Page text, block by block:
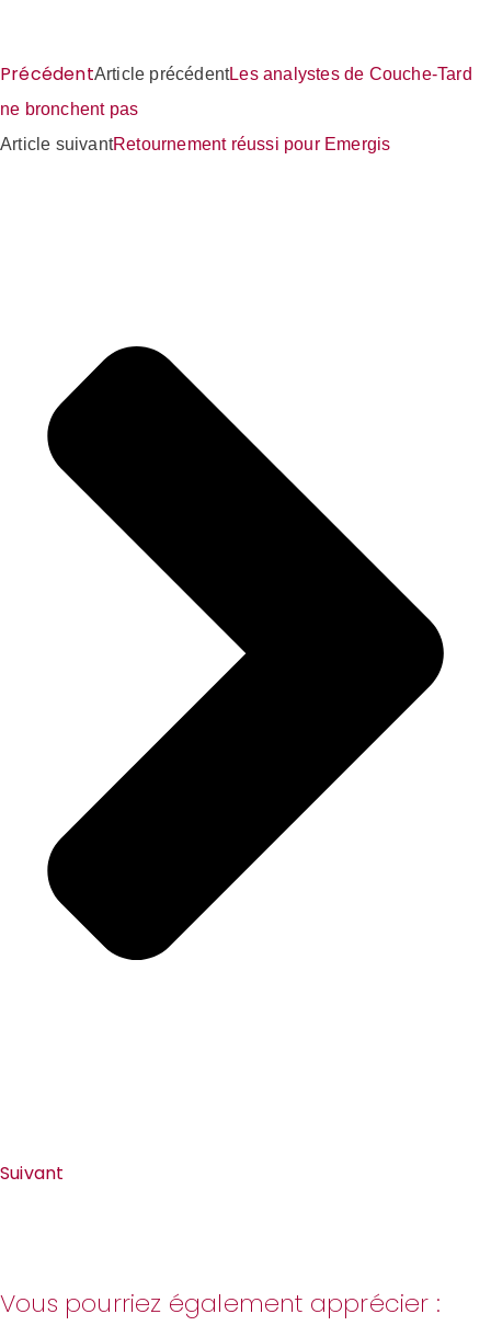
PrécédentArticle précédentLes analystes de Couche-Tard
ne bronchent pas
Article suivantRetournement réussi pour Emergis
Suivant
Vous pourriez également apprécier :